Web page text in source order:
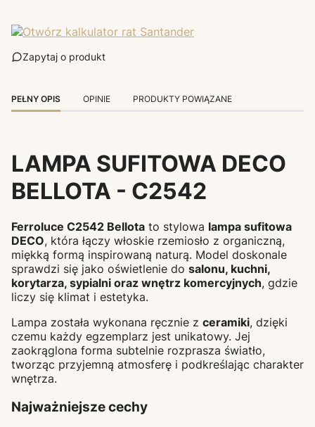
Zapytaj o produkt
PEŁNY OPIS OPINIE PRODUKTY POWIĄZANE
LAMPA SUFITOWA DECO
BELLOTA - C2542
Ferroluce C2542 Bellota to stylowa lampa sufitowa
DECO, która łączy włoskie rzemiosło z organiczną,
miękką formą inspirowaną naturą. Model doskonale
sprawdzi się jako oświetlenie do salonu, kuchni,
korytarza, sypialni oraz wnętrz komercyjnych, gdzie
liczy się klimat i estetyka.
Lampa została wykonana ręcznie z ceramiki, dzięki
czemu każdy egzemplarz jest unikatowy. Jej
zaokrąglona forma subtelnie rozprasza światło,
tworząc przyjemną atmosferę i podkreślając charakter
wnętrza.
Najważniejsze cechy